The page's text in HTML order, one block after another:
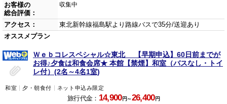
お客様の
総合評価：
収集中
アクセス：
東北新幹線福島駅より路線バスで35分/送迎あり
オススメプラン
Ｗｅｂコレスペシャル☆東北 【早期申込】60日前までが
お得♪夕食は和食会席★ 本館【禁煙】和室（バスなし・トイ
レ付）(2名～4名1室)
和室 夕・朝食付 ネット申込み限定
旅行代金： 14,900円～26,400円